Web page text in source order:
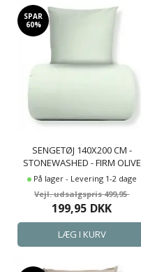
SPAR
60%
SENGETØJ 140X200 CM -
STONEWASHED - FIRM OLIVE
På lager - Levering 1-2 dage
499,95
199,95 DKK